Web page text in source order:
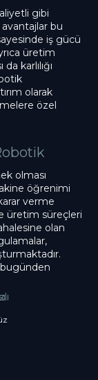
gibi
bu
iş gücü
üretim
karlılığı
olarak
özel
olması
öğrenimi
verme
üretim süreçleri
olan